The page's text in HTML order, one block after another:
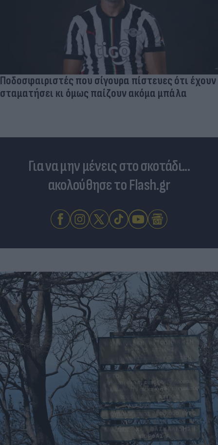
Και οι μαϊμούδες έχουν κατοικίδια! Οι
επιστήμονες ρίχνουν φως στις "φιλίες" μεταξύ
Για να μην μένεις στο σκοτάδι...
ακολούθησε το Flash.gr